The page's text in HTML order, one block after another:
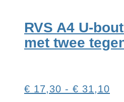
optie
kan
gekozen
RVS A4 U-
met twee
€ 17,30 - € 31,10